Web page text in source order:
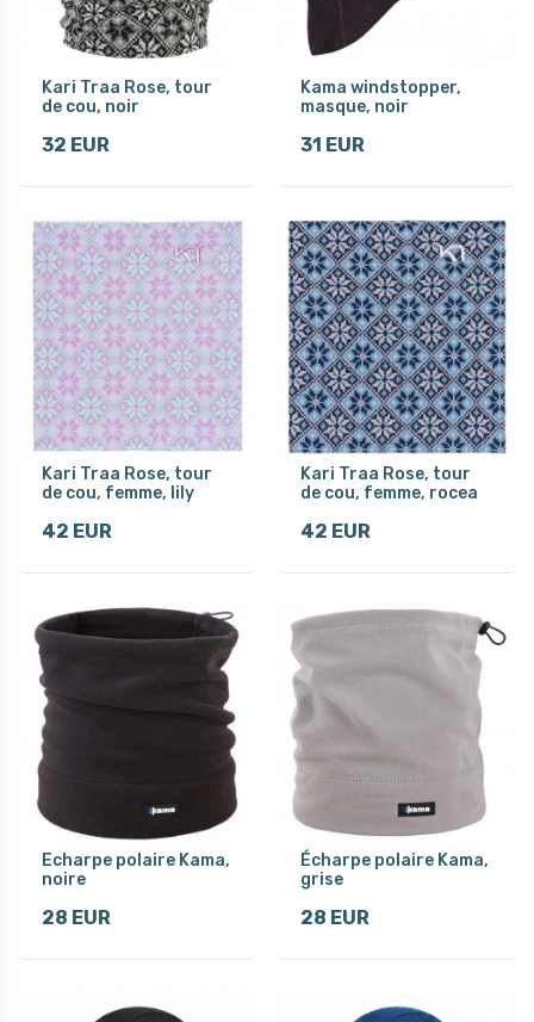
Kari Traa Rose, tour
de cou, noir
32 EUR
Kama windstopper,
masque, noir
31 EUR
Kari Traa Rose, tour
de cou, femme, lily
42 EUR
Kari Traa Rose, tour
de cou, femme, rocea
42 EUR
Echarpe polaire Kama,
noire
28 EUR
Écharpe polaire Kama,
grise
28 EUR